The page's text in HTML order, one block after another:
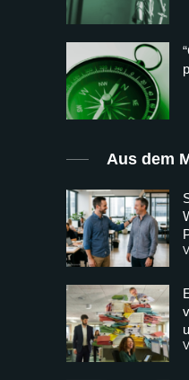
Aus dem